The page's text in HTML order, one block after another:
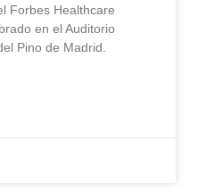
Forbes Healthcare
en el Auditorio
Pino de Madrid.